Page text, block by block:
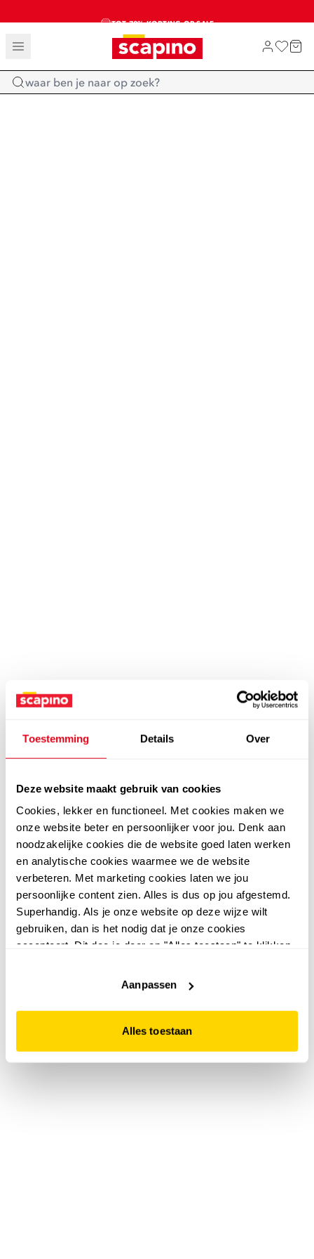
Toestemming Details Over
Deze website maakt gebruik van cookies
Cookies, lekker en functioneel. Met cookies maken we
onze website beter en persoonlijker voor jou. Denk aan
noodzakelijke cookies die de website goed laten werken
en analytische cookies waarmee we de website
verbeteren. Met marketing cookies laten we jou
persoonlijke content zien. Alles is dus op jou afgestemd.
Superhandig. Als je onze website op deze wijze wilt
gebruiken, dan is het nodig dat je onze cookies
accepteert. Dit doe je door op "Alles toestaan" te klikken.
website niet optimaal functioneert.
Aanpassen
Alles toestaan
TOT 70% KORTING OP SALE
SALE: LAATSTE KANS!
SHOP NIEUW
Home